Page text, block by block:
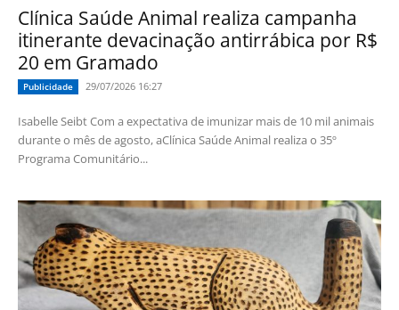
Clínica Saúde Animal realiza campanha
itinerante devacinação antirrábica por R$
20 em Gramado
Publicidade 29/07/2026 16:27
Isabelle Seibt Com a expectativa de imunizar mais de 10 mil animais
durante o mês de agosto, aClínica Saúde Animal realiza o 35º
Programa Comunitário...